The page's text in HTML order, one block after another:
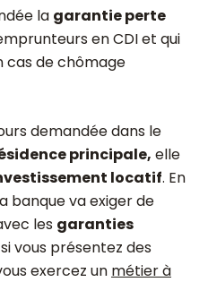
la garantie perte
en CDI et qui
cas de chômage
demandée dans le
principale, elle
locatif. En
banque va exiger de
les garanties
vous présentez des
exercez un métier à